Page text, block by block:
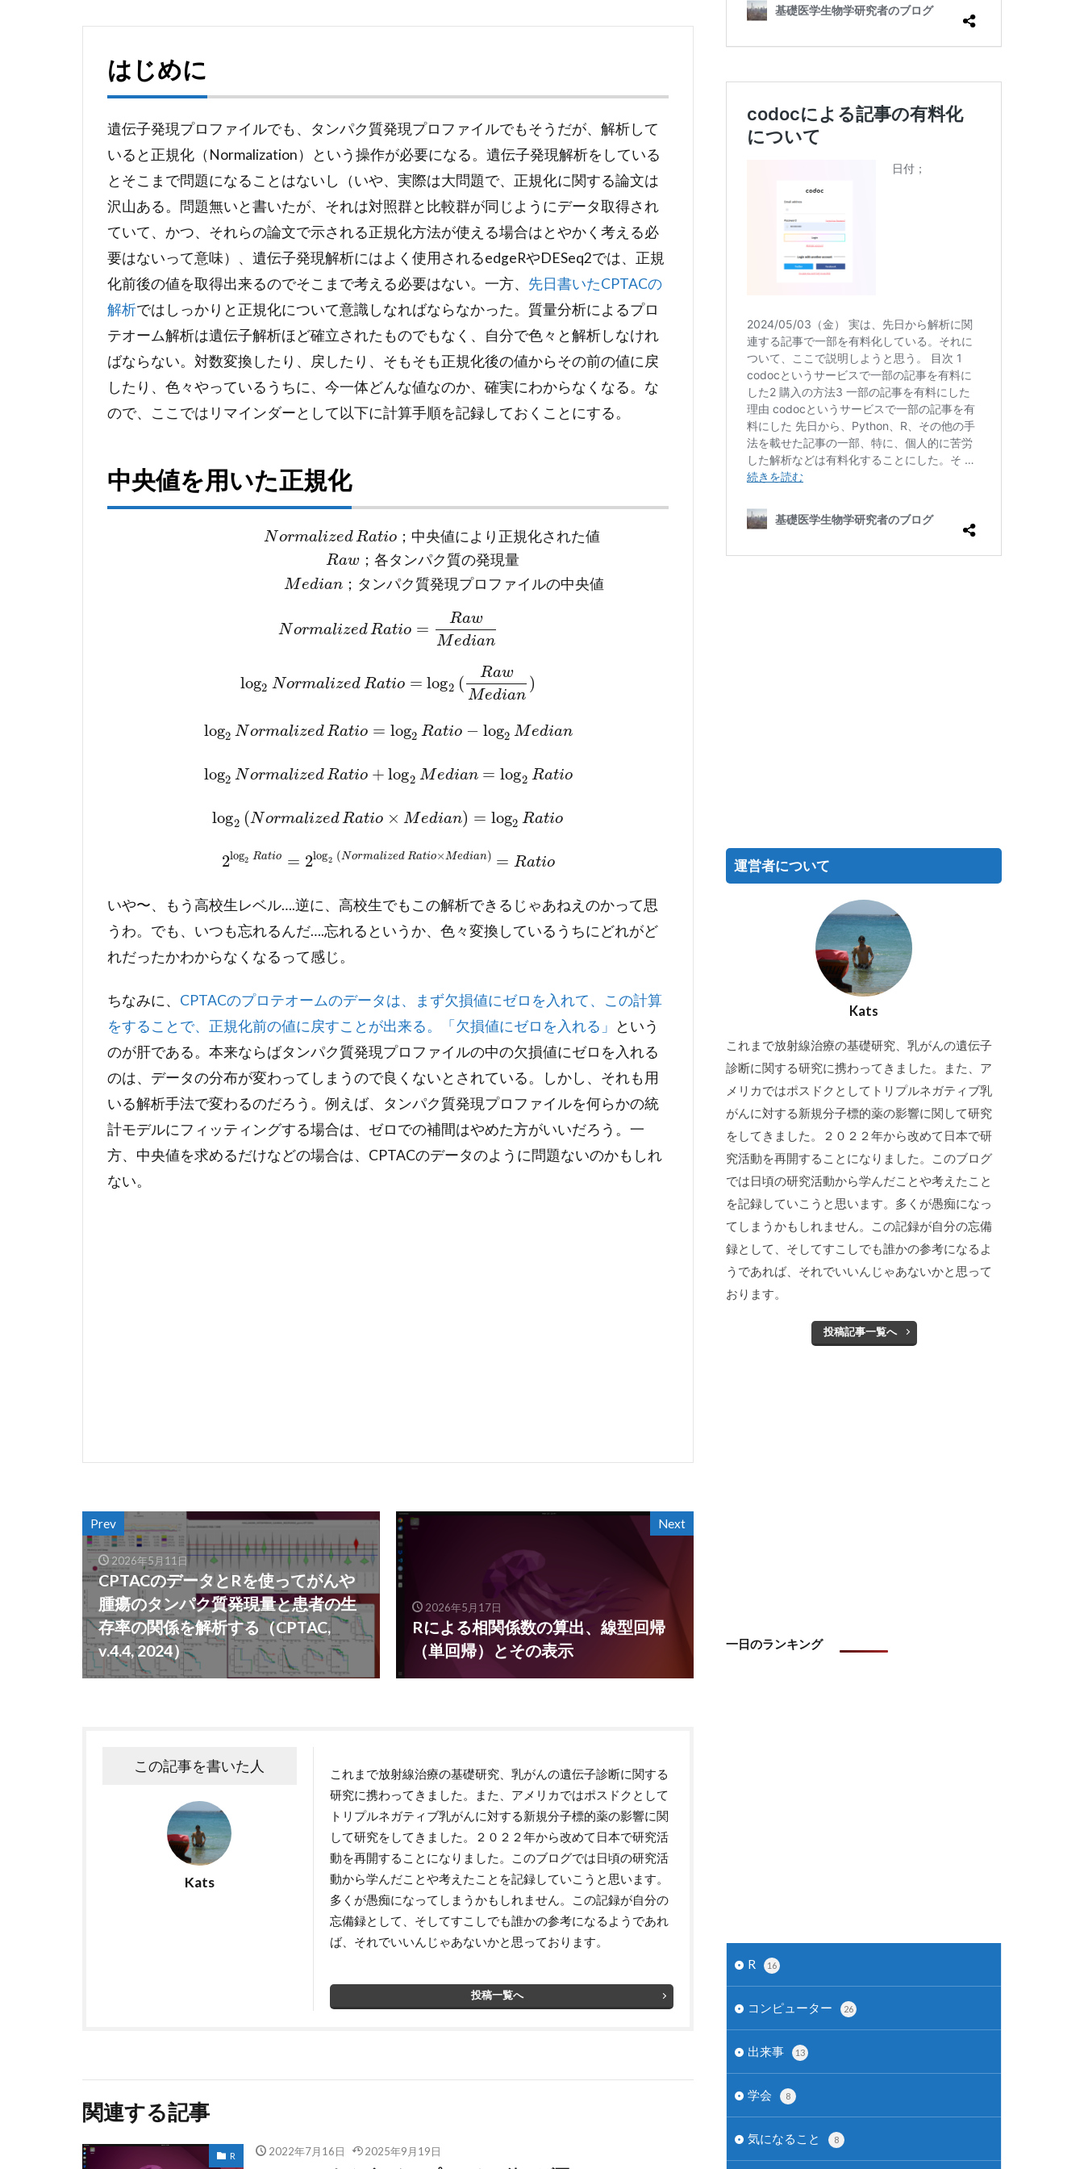
はじめに
遺伝子発現プロファイルでも、タンパク質発現プロファイルでもそうだが、解析して
いると正規化（Normalization）という操作が必要になる。遺伝子発現解析をしている
とそこまで問題になることはないし（いや、実際は大問題で、正規化に関する論文は
沢山ある。問題無いと書いたが、それは対照群と比較群が同じようにデータ取得され
ていて、かつ、それらの論文で示される正規化方法が使える場合はとやかく考える必
要はないって意味）、遺伝子発現解析にはよく使用されるedgeRやDESeq2では、正規
化前後の値を取得出来るのでそこまで考える必要はない。一方、 先日書いたCPTACの
解析ではしっかりと正規化について意識しなればならなかった。質量分析によるプロ
テオーム解析は遺伝子解析ほど確立されたものでもなく、自分で色々と解析しなけれ
ばならない。対数変換したり、戻したり、そもそも正規化後の値からその前の値に戻
したり、色々やっているうちに、今一体どんな値なのか、確実にわからなくなる。な
ので、ここではリマインダーとして以下に計算手順を記録しておくことにする。
中央値を用いた正規化
Normalized Ratio ； 中央値に よ り 正規化さ れた値
Raw； 各タ ンパク 質の発現量
Median； タ ンパク 質発現プロ フ ァ イ ルの中央値
NormalizedRatio =
Raw
Median
log2 Normalized Ratio = log2 (
Raw
Median
)
log2 NormalizedRatio = log2 Ratio − log2 Median
log2 NormalizedRatio + log2 Median = log2 Ratio
log2 (NormalizedRatio × Median) = log2 Ratio
2log2 Ratio = 2log2 (Normalized Ratio×Median) = Ratio
いや〜、もう高校生レベル….逆に、高校生でもこの解析できるじゃあねえのかって思
うわ。でも、いつも忘れるんだ….忘れるというか、色々変換しているうちにどれがど
れだったかわからなくなるって感じ。
ちなみに、 CPTACのプロテオームのデータは、まず欠損値にゼロを入れて、この計算
をすることで、正規化前の値に戻すことが出来る。「欠損値にゼロを入れる」
という
のが肝である。本来ならばタンパク質発現プロファイルの中の欠損値にゼロを入れる
のは、データの分布が変わってしまうので良くないとされている。しかし、それも用
いる解析手法で変わるのだろう。例えば、タンパク質発現プロファイルを何らかの統
計モデルにフィッティングする場合は、ゼロでの補間はやめた方がいいだろう。一
方、中央値を求めるだけなどの場合は、CPTACのデータのように問題ないのかもしれ
ない。
Prev
2026年5月11日
CPTACのデータとRを使ってがんや
腫瘍のタンパク質発現量と患者の生
存率の関係を解析する（CPTAC,
v.4.4, 2024）
Next
2026年5月17日
Rによる相関係数の算出、線型回帰
（単回帰）とその表示
この記事を書いた人
Kats
これまで放射線治療の基礎研究、乳がんの遺伝子診断に関する
研究に携わってきました。また、アメリカではポスドクとして
トリプルネガティブ乳がんに対する新規分子標的薬の影響に関
して研究をしてきました。２０２２年から改めて日本で研究活
動を再開することになりました。このブログでは日頃の研究活
動から学んだことや考えたことを記録していこうと思います。
多くが愚痴になってしまうかもしれません。この記録が自分の
忘備録として、そしてすこしでも誰かの参考になるようであれ
ば、それでいいんじゃあないかと思っております。
投稿一覧へ
関連する記事
R 2022年7月16日 2025年9月19日
運営者について
Kats
これまで放射線治療の基礎研究、乳がんの遺伝子
診断に関する研究に携わってきました。また、ア
メリカではポスドクとしてトリプルネガティブ乳
がんに対する新規分子標的薬の影響に関して研究
をしてきました。２０２２年から改めて日本で研
究活動を再開することになりました。このブログ
では日頃の研究活動から学んだことや考えたこと
を記録していこうと思います。多くが愚痴になっ
てしまうかもしれません。この記録が自分の忘備
録として、そしてすこしでも誰かの参考になるよ
うであれば、それでいいんじゃあないかと思って
おります。
投稿記事一覧へ
一日のランキング
R 16
コンピューター 26
出来事 13
学会 8
気になること 8